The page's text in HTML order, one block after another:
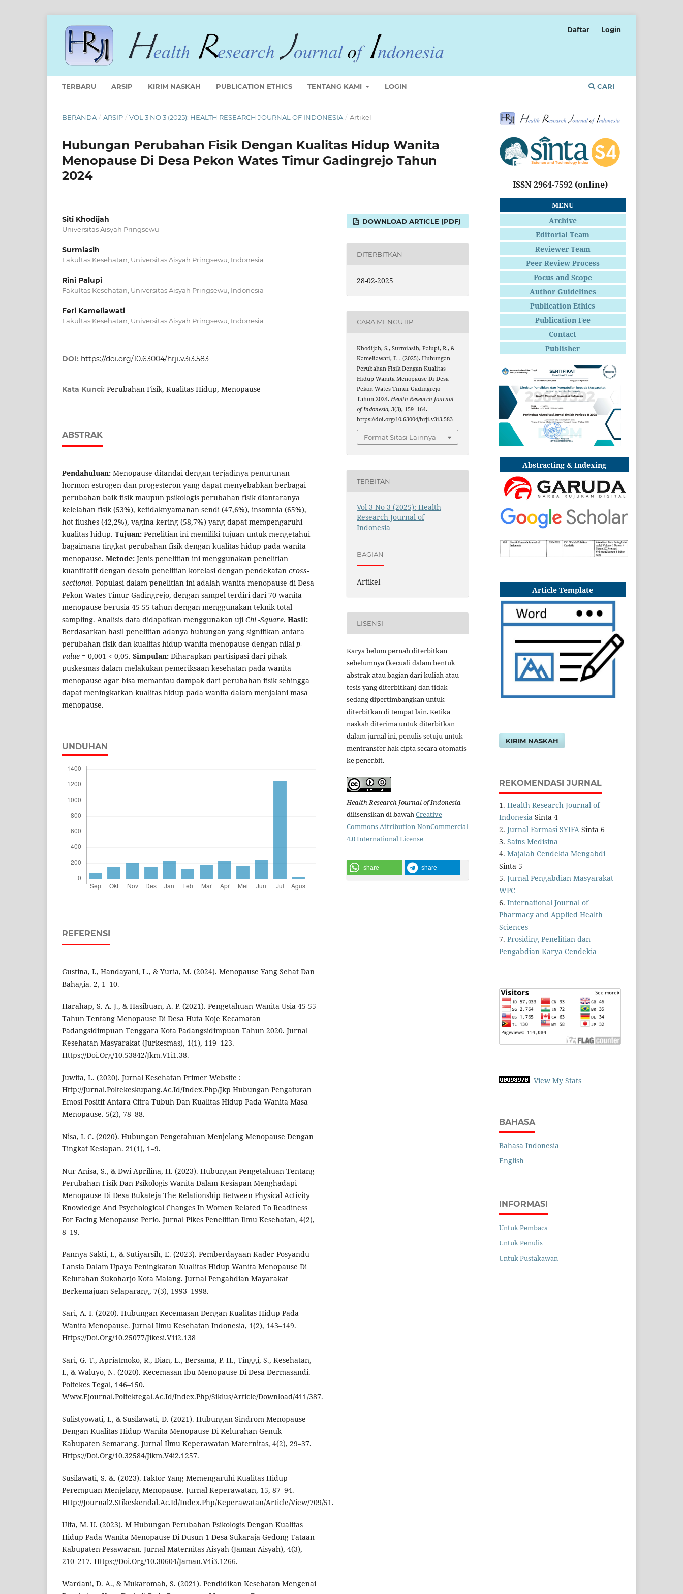
TERBARU ARSIP KIRIM NASKAH PUBLICATION ETHICS TENTANG KAMI LOGIN CARI
Daftar Login
BERANDA / ARSIP / VOL 3 NO 3 (2025): HEALTH RESEARCH JOURNAL OF INDONESIA / Artikel
Hubungan Perubahan Fisik Dengan Kualitas Hidup Wanita
Menopause Di Desa Pekon Wates Timur Gadingrejo Tahun
2024
Siti Khodijah
Universitas Aisyah Pringsewu
Surmiasih
Fakultas Kesehatan, Universitas Aisyah Pringsewu, Indonesia
Rini Palupi
Fakultas Kesehatan, Universitas Aisyah Pringsewu, Indonesia
Feri Kameliawati
Fakultas Kesehatan, Universitas Aisyah Pringsewu, Indonesia
DOI: https://doi.org/10.63004/hrji.v3i3.583
Kata Kunci: Perubahan Fisik, Kualitas Hidup, Menopause
ABSTRAK
Pendahuluan: Menopause ditandai dengan terjadinya penurunan
hormon estrogen dan progesteron yang dapat menyebabkan berbagai
perubahan baik fisik maupun psikologis perubahan fisik diantaranya
kelelahan fisik (53%), ketidaknyamanan sendi (47,6%), insomnia (65%),
hot flushes (42,2%), vagina kering (58,7%) yang dapat mempengaruhi
kualitas hidup. Tujuan: Penelitian ini memiliki tujuan untuk mengetahui
bagaimana tingkat perubahan fisik dengan kualitas hidup pada wanita
menopause. Metode: Jenis penelitian ini menggunakan penelitian
kuantitatif dengan desain penelitian korelasi dengan pendekatan cross-
sectional. Populasi dalam penelitian ini adalah wanita menopause di Desa
Pekon Wates Timur Gadingrejo, dengan sampel terdiri dari 70 wanita
menopause berusia 45-55 tahun dengan menggunakan teknik total
sampling. Analisis data didapatkan menggunakan ujiChi -Square. Hasil:
Berdasarkan hasil penelitian adanya hubungan yang signifikan antara
perubahan fisik dan kualitas hidup wanita menopause dengan nilaip-
value = 0,001 < 0,05. Simpulan: Diharapkan partisipasi dari pihak
puskesmas dalam melakukan pemeriksaan kesehatan pada wanita
menopause agar bisa memantau dampak dari perubahan fisik sehingga
dapat meningkatkan kualitas hidup pada wanita dalam menjalani masa
menopause.
UNDUHAN
REFERENSI
Gustina, I., Handayani, L., & Yuria, M. (2024). Menopause Yang Sehat Dan
Bahagia. 2, 1–10.
Harahap, S. A. J., & Hasibuan, A. P. (2021). Pengetahuan Wanita Usia 45-55
Tahun Tentang Menopause Di Desa Huta Koje Kecamatan
Padangsidimpuan Tenggara Kota Padangsidimpuan Tahun 2020. Jurnal
Kesehatan Masyarakat (Jurkesmas), 1(1), 119–123.
Https://Doi.Org/10.53842/Jkm.V1i1.38.
Juwita, L. (2020). Jurnal Kesehatan Primer Website :
Http://Jurnal.Poltekeskupang.Ac.Id/Index.Php/Jkp Hubungan Pengaturan
Emosi Positif Antara Citra Tubuh Dan Kualitas Hidup Pada Wanita Masa
Menopause. 5(2), 78–88.
Nisa, I. C. (2020). Hubungan Pengetahuan Menjelang Menopause Dengan
Tingkat Kesiapan. 21(1), 1–9.
Nur Anisa, S., & Dwi Aprilina, H. (2023). Hubungan Pengetahuan Tentang
Perubahan Fisik Dan Psikologis Wanita Dalam Kesiapan Menghadapi
Menopause Di Desa Bukateja The Relationship Between Physical Activity
Knowledge And Psychological Changes In Women Related To Readiness
For Facing Menopause Perio. Jurnal Pikes Penelitian Ilmu Kesehatan, 4(2),
8–19.
Pannya Sakti, I., & Sutiyarsih, E. (2023). Pemberdayaan Kader Posyandu
Lansia Dalam Upaya Peningkatan Kualitas Hidup Wanita Menopause Di
Kelurahan Sukoharjo Kota Malang. Jurnal Pengabdian Mayarakat
Berkemajuan Selaparang, 7(3), 1993–1998.
Sari, A. I. (2020). Hubungan Kecemasan Dengan Kualitas Hidup Pada
Wanita Menopause. Jurnal Ilmu Kesehatan Indonesia, 1(2), 143–149.
Https://Doi.Org/10.25077/Jikesi.V1i2.138
Sari, G. T., Apriatmoko, R., Dian, L., Bersama, P. H., Tinggi, S., Kesehatan,
I., & Waluyo, N. (2020). Kecemasan Ibu Menopause Di Desa Dermasandi.
Poltekes Tegal, 146–150.
Www.Ejournal.Poltektegal.Ac.Id/Index.Php/Siklus/Article/Download/411/387.
Sulistyowati, I., & Susilawati, D. (2021). Hubungan Sindrom Menopause
Dengan Kualitas Hidup Wanita Menopause Di Kelurahan Genuk
Kabupaten Semarang. Jurnal Ilmu Keperawatan Maternitas, 4(2), 29–37.
Https://Doi.Org/10.32584/Jikm.V4i2.1257.
Susilawati, S. &. (2023). Faktor Yang Memengaruhi Kualitas Hidup
Perempuan Menjelang Menopause. Jurnal Keperawatan, 15, 87–94.
Http://Journal2.Stikeskendal.Ac.Id/Index.Php/Keperawatan/Article/View/709/51.
Ulfa, M. U. (2023). M Hubungan Perubahan Psikologis Dengan Kualitas
Hidup Pada Wanita Menopause Di Dusun 1 Desa Sukaraja Gedong Tataan
Kabupaten Pesawaran. Jurnal Maternitas Aisyah (Jaman Aisyah), 4(3),
210–217. Https://Doi.Org/10.30604/Jaman.V4i3.1266.
Wardani, D. A., & Mukaromah, S. (2021). Pendidikan Kesehatan Mengenai
DOWNLOAD ARTICLE (PDF)
DITERBITKAN
28-02-2025
CARA MENGUTIP
Khodijah, S., Surmiasih, Palupi, R., &
Kameliawati, F. . (2025). Hubungan
Perubahan Fisik Dengan Kualitas
Hidup Wanita Menopause Di Desa
Pekon Wates Timur Gadingrejo
Tahun 2024.Health Research Journal
of Indonesia,3(3), 159–164.
https://doi.org/10.63004/hrji.v3i3.583
Format Sitasi Lainnya
TERBITAN
Vol 3 No 3 (2025): Health
Research Journal of
Indonesia
BAGIAN
Artikel
LISENSI
Karya belum pernah diterbitkan
sebelumnya (kecuali dalam bentuk
abstrak atau bagian dari kuliah atau
tesis yang diterbitkan) dan tidak
sedang dipertimbangkan untuk
diterbitkan di tempat lain. Ketika
naskah diterima untuk diterbitkan
dalam jurnal ini, penulis setuju untuk
mentransfer hak cipta secara otomatis
ke penerbit.
Health Research Journal of Indonesia
dilisensikan di bawah Creative
Commons Attribution-NonCommercial
4.0 International License
share share
ISSN 2964-7592(online)
MENU
Archive
Editorial Team
Reviewer Team
Peer Review Process
Focus and Scope
Author Guidelines
Publication Ethics
Publication Fee
Contact
Publisher
Abstracting & Indexing
Article Template
KIRIM NASKAH
REKOMENDASI JURNAL
1. Health Research Journal of
Indonesia Sinta 4
2. Jurnal Farmasi SYIFA Sinta 6
3. Sains Medisina
4. Majalah Cendekia Mengabdi
Sinta 5
5. Jurnal Pengabdian Masyarakat
WPC
6. International Journal of
Pharmacy and Applied Health
Sciences
7. Prosiding Penelitian dan
Pengabdian Karya Cendekia
View My Stats
BAHASA
Bahasa Indonesia
English
INFORMASI
Untuk Pembaca
Untuk Penulis
Untuk Pustakawan